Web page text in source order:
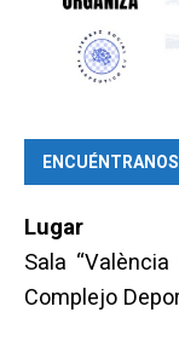
ENCUÉNTRANOS
Lugar
Sala
Complejo